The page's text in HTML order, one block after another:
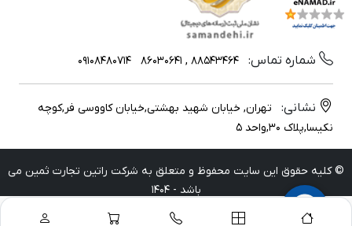
شماره تماس: 88543464 , 86030641
09108480714
نشانی:
تهران, خیابان شهید بهشتی,خیابان کاووسی فر,کوچه
نکیسا,پلاک 30,واحد 5
© کلیه حقوق این سایت محفوظ و متعلق به شرکت راتین تجارت ثمین می
باشد - 1404